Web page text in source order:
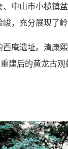
中山市小榄镇
，充分展现了
庵遗址。清康
建后的黄龙古